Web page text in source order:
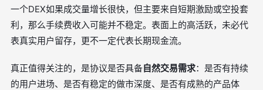
一个DEX如果成交量增长很快，但主要来自短期激励或空投套
利，那么手续费收入可能并不稳定。表面上的高活跃，未必代
表真实用户留存，更不一定代表长期现金流。
真正值得关注的，是协议是否具备自然交易需求：是否有持续
的用户进场、是否有稳定的做市深度、是否有成熟的产品体